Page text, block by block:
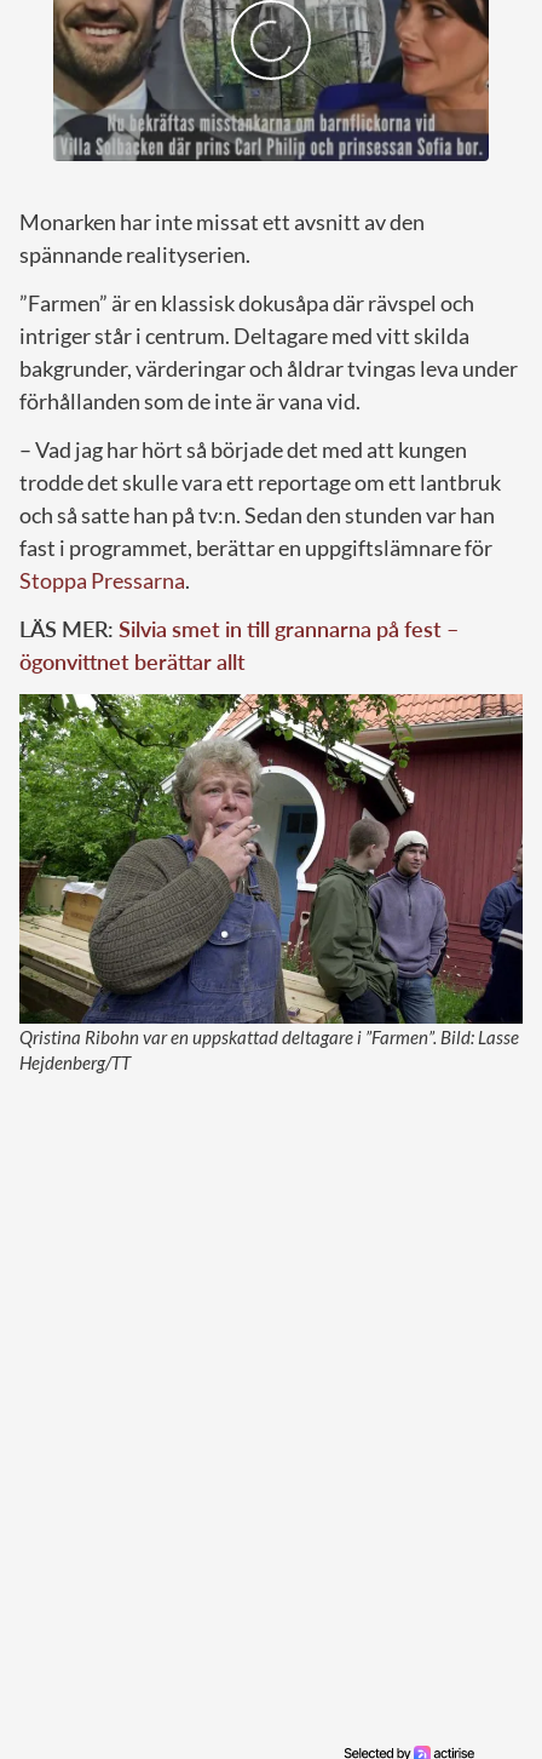
Monarken har inte missat ett avsnitt av den
spännande realityserien.
”Farmen” är en klassisk dokusåpa där rävspel och
intriger står i centrum. Deltagare med vitt skilda
bakgrunder, värderingar och åldrar tvingas leva under
förhållanden som de inte är vana vid.
– Vad jag har hört så började det med att kungen
trodde det skulle vara ett reportage om ett lantbruk
och så satte han på tv:n. Sedan den stunden var han
fast i programmet, berättar en uppgiftslämnare för
Stoppa Pressarna.
LÄS MER: Silvia smet in till grannarna på fest –
ögonvittnet berättar allt
Qristina Ribohn var en uppskattad deltagare i ”Farmen”. Bild: Lasse
Hejdenberg/TT